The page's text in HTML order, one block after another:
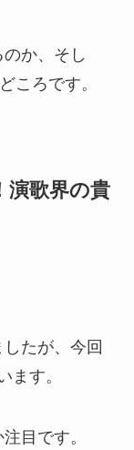
か、そし
ころです。
演歌界の貴
たが、今回
ます。
目です。